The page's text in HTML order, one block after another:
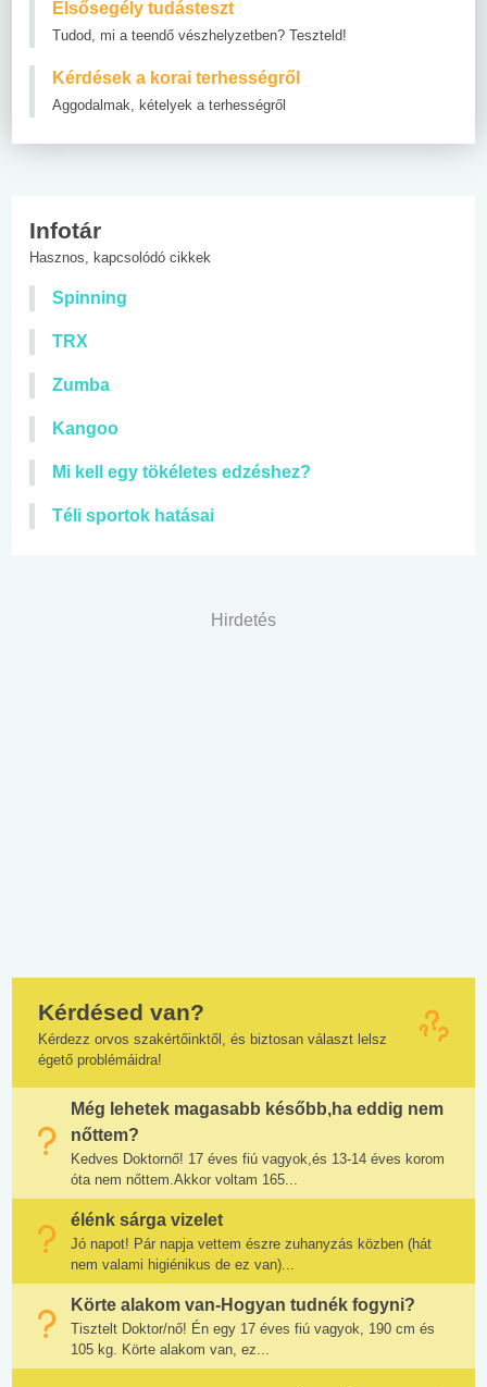
Elsősegély tudásteszt
Tudod, mi a teendő vészhelyzetben? Teszteld!
Kérdések a korai terhességről
Aggodalmak, kételyek a terhességről
Infotár
Hasznos, kapcsolódó cikkek
Spinning
TRX
Zumba
Kangoo
Mi kell egy tökéletes edzéshez?
Téli sportok hatásai
Hirdetés
Kérdésed van?
Kérdezz orvos szakértőinktől, és biztosan választ lelsz
égető problémáidra!
Még lehetek magasabb később,ha eddig nem
nőttem?
Kedves Doktornő! 17 éves fiú vagyok,és 13-14 éves korom
óta nem nőttem.Akkor voltam 165...
élénk sárga vizelet
Jó napot! Pár napja vettem észre zuhanyzás közben (hát
nem valami higiénikus de ez van)...
Körte alakom van-Hogyan tudnék fogyni?
Tisztelt Doktor/nő! Én egy 17 éves fiú vagyok, 190 cm és
105 kg. Körte alakom van, ez...